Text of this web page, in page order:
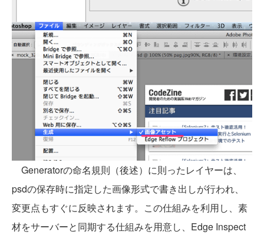
Generatorの命名規則（後述）に則ったレイヤーは、
psdの保存時に指定した画像形式で書き出しが行われ、
変更点もすぐに反映されます。この仕組みを利用し、素
材をサーバーと同期する仕組みを用意し、Edge Inspect